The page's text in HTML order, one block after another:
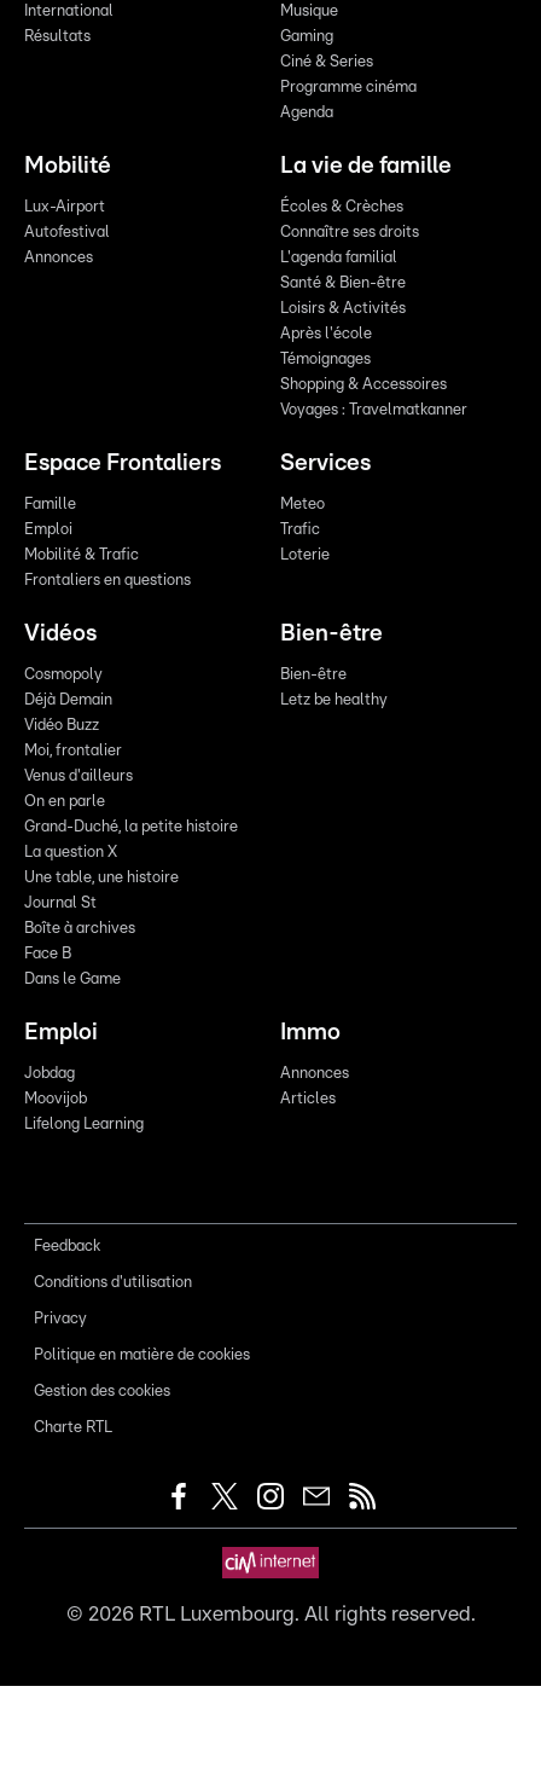
International
Résultats
Musique
Gaming
Ciné & Series
Programme cinéma
Agenda
Mobilité
Lux-Airport
Autofestival
Annonces
La vie de famille
Écoles & Crèches
Connaître ses droits
L'agenda familial
Santé & Bien-être
Loisirs & Activités
Après l'école
Témoignages
Shopping & Accessoires
Voyages : Travelmatkanner
Espace Frontaliers
Famille
Emploi
Mobilité & Trafic
Frontaliers en questions
Services
Meteo
Trafic
Loterie
Vidéos
Cosmopoly
Déjà Demain
Vidéo Buzz
Moi, frontalier
Venus d'ailleurs
On en parle
Grand-Duché, la petite histoire
La question X
Une table, une histoire
Journal St
Boîte à archives
Face B
Dans le Game
Bien-être
Bien-être
Letz be healthy
Emploi
Jobdag
Moovijob
Lifelong Learning
Immo
Annonces
Articles
Feedback
Conditions d'utilisation
Privacy
Politique en matière de cookies
Gestion des cookies
Charte RTL
© 2026RTL Luxembourg. All rights reserved.